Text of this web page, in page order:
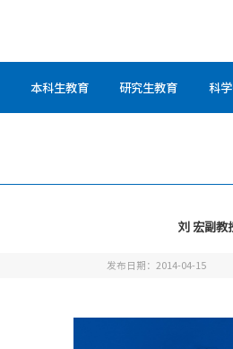
本科生教育 研究生教育 科
刘 宏副教
发布日期：2014-04-15